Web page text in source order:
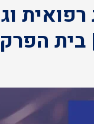
רפואית
21.7.24 | ראשון |